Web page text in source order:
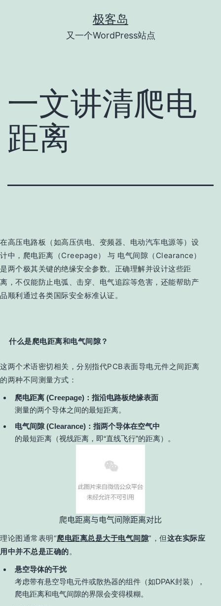
极客岛
又一个WordPress站点
一文讲清爬电
距离
在高压电路板（如高压供电、变频器、电动汽车电源等）设
计中，爬电距离（Creepage） 与 电气间隙（Clearance）
是两个极其关键的绝缘安全参数。正确理解并设计这些距
离，不仅能防止电弧、击穿、电气追踪等危害，还能帮助产
品顺利通过各类国际安全标准认证。
什么是爬电距离和电气间隙？
这两个术语密切相关，分别指代PCB表面导电元件之间距离
的两种不同测量方式：
爬电距离 (Creepage) ：指沿电路板绝缘表面
测量的两个导体之间的最短距离。
电气间隙 (Clearance) ：指两个导体在空气中
的最短距离（视线距离，即“直线飞行”的距离）。
爬电距离与电气间隙距离对比
理论图通常表明“爬电距离总是大于电气间隙”，但这在实际应
用中并不总是正确的。
悬空导体的干扰
考虑带有悬空导电元件或散热器的组件（如DPAK封装），
爬电距离和电气间隙的界限会变得模糊。